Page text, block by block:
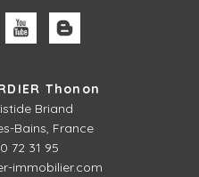
Thonon
Briand
Bains, France
72 31 95
immobilier.com